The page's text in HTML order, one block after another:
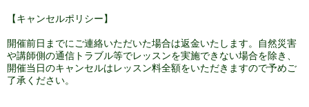
【キャンセルポリシー】
開催前日までにご連絡いただいた場合は返金いたします。
自然災害
や講師側の通信トラブル等でレッスンを実施できない場合を除き、
開催当日のキャンセルは レッスン料全額をいただきますので予めご
了承ください。